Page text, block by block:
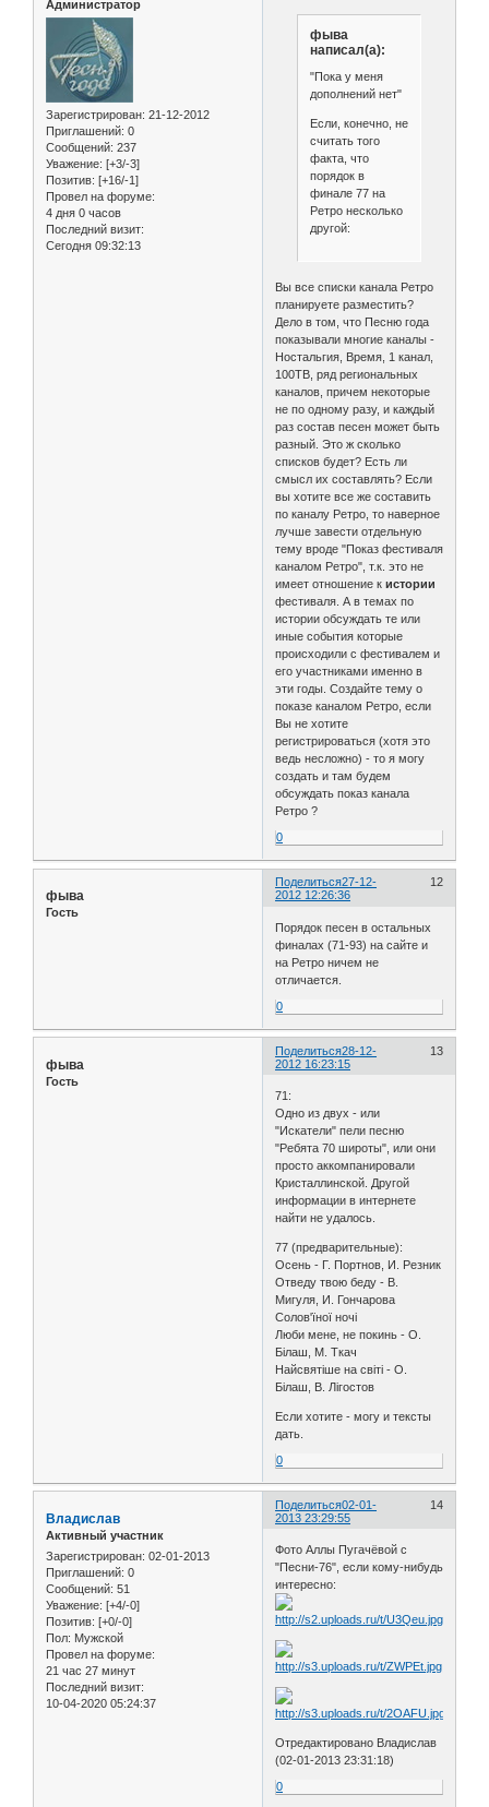
Администратор
Зарегистрирован: 21-12-2012
Приглашений: 0
Сообщений: 237
Уважение: [+3/-3]
Позитив: [+16/-1]
Провел на форуме:
4 дня 0 часов
Последний визит:
Сегодня 09:32:13
фыва
написал(а):
"Пока у меня
дополнений нет"
Если, конечно, не
считать того
факта, что
порядок в
финале 77 на
Ретро несколько
другой:
Вы все списки канала Ретро
планируете разместить?
Дело в том, что Песню года
показывали многие каналы -
Ностальгия, Время, 1 канал,
100ТВ, ряд региональных
каналов, причем некоторые
не по одному разу, и каждый
раз состав песен может быть
разный. Это ж сколько
списков будет? Есть ли
смысл их составлять? Если
вы хотите все же составить
по каналу Ретро, то наверное
лучше завести отдельную
тему вроде "Показ фестиваля
каналом Ретро", т.к. это не
имеет отношение кистории
фестиваля. А в темах по
истории обсуждать те или
иные события которые
происходили с фестивалем и
его участниками именно в
эти годы. Создайте тему о
показе каналом Ретро, если
Вы не хотите
регистрироваться (хотя это
ведь несложно) - то я могу
создать и там будем
обсуждать показ канала
Ретро ?
0
Поделиться 12
27-12-
2012 12:26:36
фыва
Гость
Порядок песен в остальных
финалах (71-93) на сайте и
на Ретро ничем не
отличается.
0
Поделиться 13
28-12-
2012 16:23:15
фыва
Гость
71:
Одно из двух - или
"Искатели" пели песню
"Ребята 70 широты", или они
просто аккомпанировали
Кристаллинской. Другой
информации в интернете
найти не удалось.
77 (предварительные):
Осень - Г. Портнов, И. Резник
Отведу твою беду - В.
Мигуля, И. Гончарова
Солов'їної ночі
Люби мене, не покинь - О.
Білаш, М. Ткач
Найсвятіше на світі - О.
Білаш, В. Лігостов
Если хотите - могу и тексты
дать.
0
Поделиться 14
02-01-
2013 23:29:55
Владислав
Активный участник
Зарегистрирован: 02-01-2013
Приглашений: 0
Сообщений: 51
Уважение: [+4/-0]
Позитив: [+0/-0]
Пол: Мужской
Провел на форуме:
21 час 27 минут
Последний визит:
10-04-2020 05:24:37
Фото Аллы Пугачёвой с
"Песни-76", если кому-нибудь
интересно:
Отредактировано Владислав
(02-01-2013 23:31:18)
0